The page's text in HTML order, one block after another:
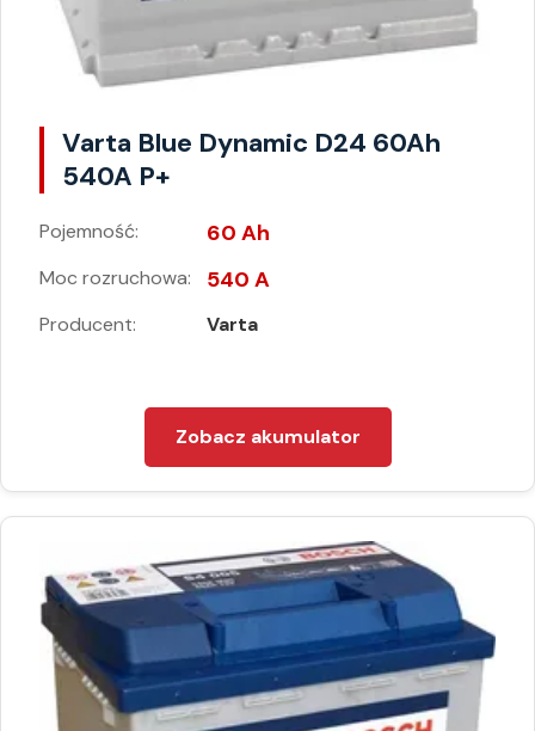
Varta Blue Dynamic D24 60Ah
540A P+
Pojemność: 60 Ah
Moc rozruchowa: 540 A
Producent: Varta
Zobacz akumulator